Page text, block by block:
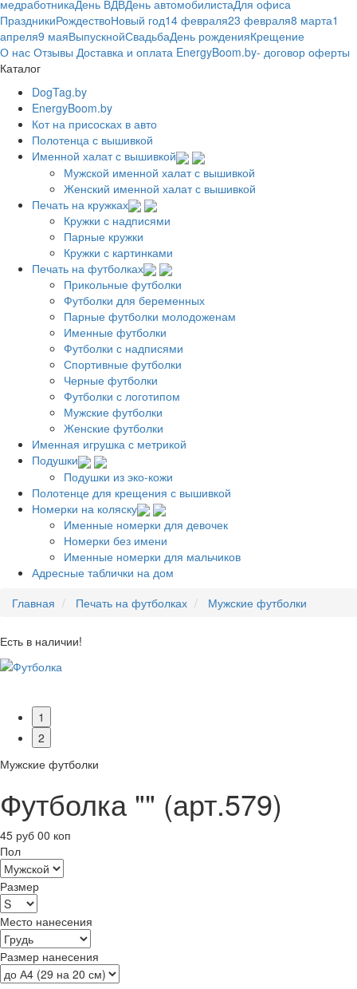
медработникаДень ВДВДень автомобилистаДля офиса
ПраздникиРождествоНовый год14 февраля23 февраля8 марта1
апреля9 маяВыпускнойСвадьбаДень рожденияКрещение
О нас Отзывы Доставка и оплата EnergyBoom.by- договор оферты
Каталог
DogTag.by
EnergyBoom.by
Кот на присосках в авто
Полотенца с вышивкой
Именной халат с вышивкой
Мужской именной халат с вышивкой
Женский именной халат с вышивкой
Печать на кружках
Кружки с надписями
Парные кружки
Кружки с картинками
Печать на футболках
Прикольные футболки
Футболки для беременных
Парные футболки молодоженам
Именные футболки
Футболки с надписями
Спортивные футболки
Черные футболки
Футболки с логотипом
Мужские футболки
Женские футболки
Именная игрушка с метрикой
Подушки
Подушки из эко-кожи
Полотенце для крещения с вышивкой
Номерки на коляску
Именные номерки для девочек
Номерки без имени
Именные номерки для мальчиков
Адресные таблички на дом
Главная
Печать на футболках Мужские футболки
Есть в наличии!
1
2
Мужские футболки
Футболка "" (арт.579)
45 руб 00 коп
Пол
Размер
Место нанесения
Размер нанесения